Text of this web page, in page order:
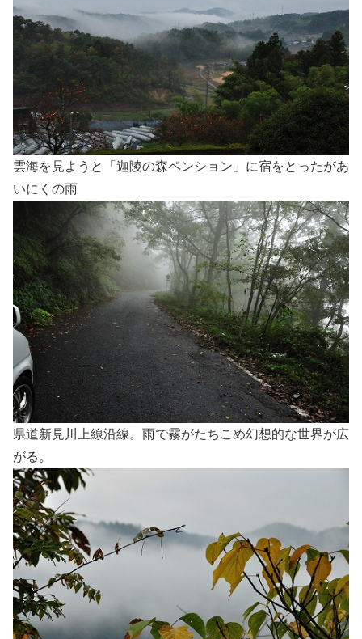
雲海を見ようと「迦陵の森ペンション」に宿をとったがあ
いにくの雨
県道新見川上線沿線。雨で霧がたちこめ幻想的な世界が広
がる。